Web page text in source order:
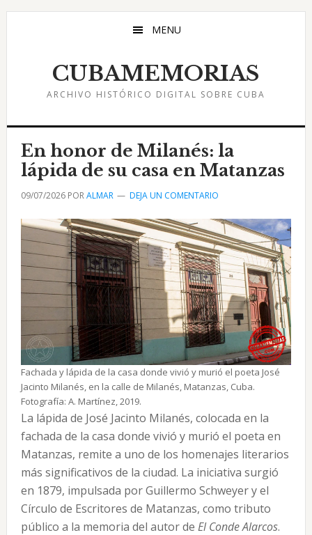
Saltar
Saltar
Saltar
MENU
CUBAMEMORIAS
ARCHIVO HISTÓRICO DIGITAL SOBRE CUBA
En honor de Milanés: la
lápida de su casa en Matanzas
09/07/2026PORALMAR DEJA UN COMENTARIO
Fachada y lápida de la casa donde vivió y murió el poeta José
Jacinto Milanés, en la calle de Milanés, Matanzas, Cuba.
Fotografía: A. Martínez, 2019.
La lápida de José Jacinto Milanés, colocada en la
fachada de la casa donde vivió y murió el poeta en
Matanzas, remite a uno de los homenajes literarios
más significativos de la ciudad. La iniciativa surgió
en 1879, impulsada por Guillermo Schweyer y el
Círculo de Escritores de Matanzas, como tributo
público a la memoria del autor de El Conde Alarcos.